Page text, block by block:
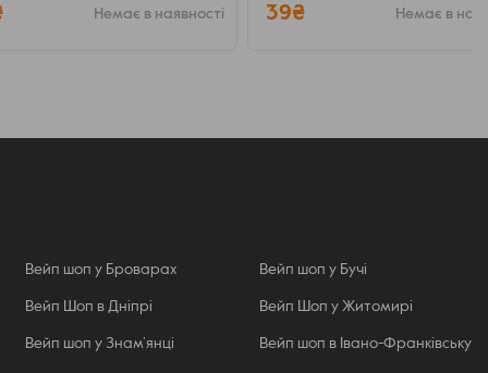
Немає в наявності 39₴ Немає в
Вейп шоп у Броварах Вейп шоп у Бучі
Вейп Шоп в Дніпрі Вейп Шоп у Житомирі
Вейп шоп у Знам’янці Вейп шоп в Івано-Франківську